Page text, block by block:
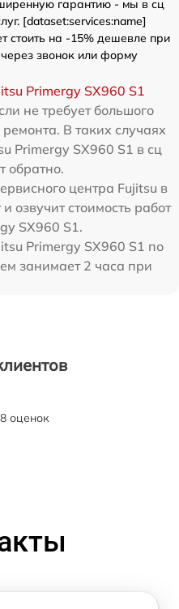
гарантию - мы в сц
[dataset:services:name]
стоить на -15% дешевле при
звонок или форму
Primergy SX960 S1
не требует большого
В таких случаях
Primergy SX960 S1 в сц
обратно.
центра Fujitsu в
озвучит стоимость работ
SX960 S1.
Primergy SX960 S1 по
занимает 2 часа при
оценок